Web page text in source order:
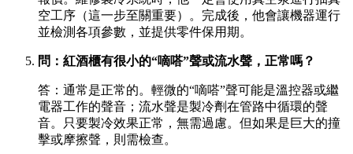
空工序（這一步至關重要）。完成後，他會讓機器運行
並檢測各項參數，並提供零件保用期。
問：紅酒櫃有很小的“嘀嗒”聲或流水聲，正常嗎？
答：通常是正常的。輕微的“嘀嗒”聲可能是溫控器或繼
電器工作的聲音；流水聲是製冷劑在管路中循環的聲
音。只要製冷效果正常，無需過慮。但如果是巨大的撞
擊或摩擦聲，則需檢查。